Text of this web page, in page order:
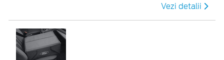
Vezi detalii